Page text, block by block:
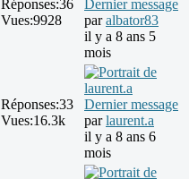
Réponses:36
Vues:9928
Dernier message
paralbator83
il y a 8 ans 5
mois
Réponses:33
Vues:16.3k
Dernier message
parlaurent.a
il y a 8 ans 6
mois